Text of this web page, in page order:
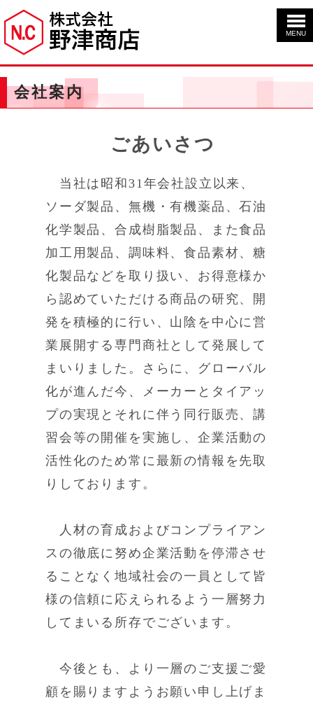
MENU
会社案内
ごあいさつ
当社は昭和31年会社設立以来、
ソーダ製品、無機・有機薬品、石油
化学製品、合成樹脂製品、また食品
加工用製品、調味料、食品素材、糖
化製品などを取り扱い、お得意様か
ら認めていただける商品の研究、開
発を積極的に行い、山陰を中心に営
業展開する専門商社として発展して
まいりました。さらに、グローバル
化が進んだ今、メーカーとタイアッ
プの実現とそれに伴う同行販売、講
習会等の開催を実施し、企業活動の
活性化のため常に最新の情報を先取
りしております。
人材の育成およびコンプライアン
スの徹底に努め企業活動を停滞させ
ることなく地域社会の一員として皆
様の信頼に応えられるよう一層努力
してまいる所存でございます。
今後とも、より一層のご支援ご愛
顧を賜りますようお願い申し上げま